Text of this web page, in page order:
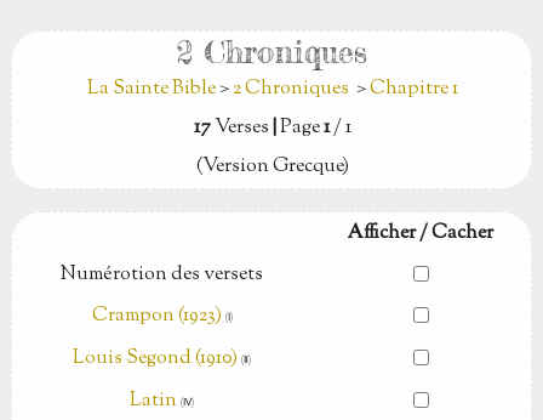
2 Chroniques
La Sainte Bible>2 Chroniques >Chapitre 1
17Verses|Page1/ 1
(Version Grecque)
Afficher / Cacher
Numérotion des versets
Crampon (1923) (Ⅰ)
Louis Segond (1910) (Ⅱ)
Latin (Ⅳ)